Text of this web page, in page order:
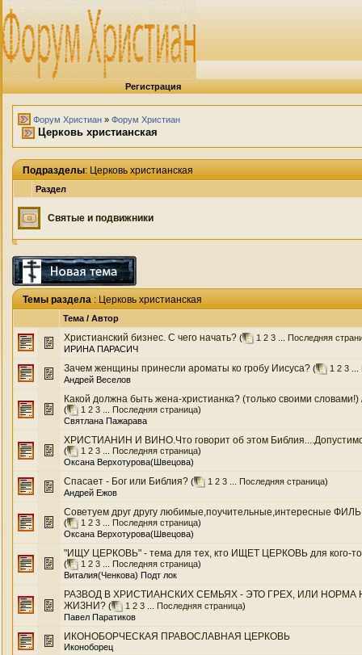
Регистрация
Форум Христиан » Форум Христиан
Церковь христианская
Подразделы: Церковь христианская
Раздел
Святые и подвижники
Темы раздела: Церковь христианская
Тема / Автор
Христианский бизнес. С чего начать? ( 1 2 3
Последняя
ИРИНА ПАРАСИЧ
Зачем женщины принесли ароматы ко гробу Иисуса? ( 1 2 3
Андрей Веселов
Какой должна быть жена-христианка? (только своими
( 1 2 3 Последняя страница)
Святлана Пажарава
ХРИСТИАНИН И ВИНО.Что говорит об этом Библия....Допустимо
( 1 2 3 Последняя страница)
Оксана Верхотурова(Швецова)
Спасает - Бог или Библия? ( 1 2 3 Последняя страница)
Андрей Ежов
Советуем друг другу любимые,поучительные,интересные
( 1 2 3 Последняя страница)
Оксана Верхотурова(Швецова)
"ИЩУ ЦЕРКОВЬ" - тема для тех, кто ИЩЕТ ЦЕРКОВЬ для кого-то
( 1 2 3 Последняя страница)
Виталия(Ченкова) Подт лок
РАЗВОД В ХРИСТИАНСКИХ СЕМЬЯХ - ЭТО ГРЕХ, ИЛИ
ЖИЗНИ? ( 1 2 3 Последняя страница)
Павел Паратиков
ИКОНОБОРЧЕСКАЯ ПРАВОСЛАВНАЯ ЦЕРКОВЬ
Иконоборец